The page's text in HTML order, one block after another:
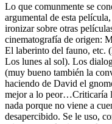
Lo que comunmente se
argumental de esta
ironizar sobre otras
cinematografía de origen:
El laberinto del fauno, etc.
Los lunes al sol). Los
(muy bueno también la
haciendo de David el
mejor a lo peor…Criticaría
nada porque no viene a
desapercibido. Se le uso,